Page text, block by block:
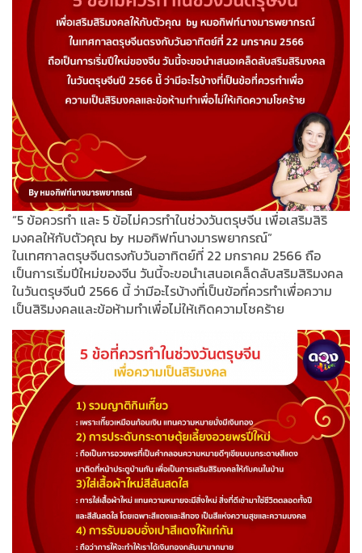
“5 ข้อควรทำ และ 5 ข้อไม่ควรทำในช่วงวันตรุษจีน เพื่อเสริมสิริ
มงคลให้กับตัวคุณ by หมอกิฟท์นางมารพยากรณ์”
ในเทศกาลตรุษจีนตรงกับวันอาทิตย์ที่ 22 มกราคม 2566 ถือ
เป็นการเริ่มปีใหม่ของจีน วันนี้จะขอนำเสนอเคล็ดลับสริมสิริมงคล
ในวันตรุษจีนปี 2566 นี้ ว่ามีอะไรบ้างที่เป็นข้อที่ควรทำเพื่อความ
เป็นสิริมงคลและข้อห้ามทำเพื่อไม่ให้เกิดความโชคร้าย